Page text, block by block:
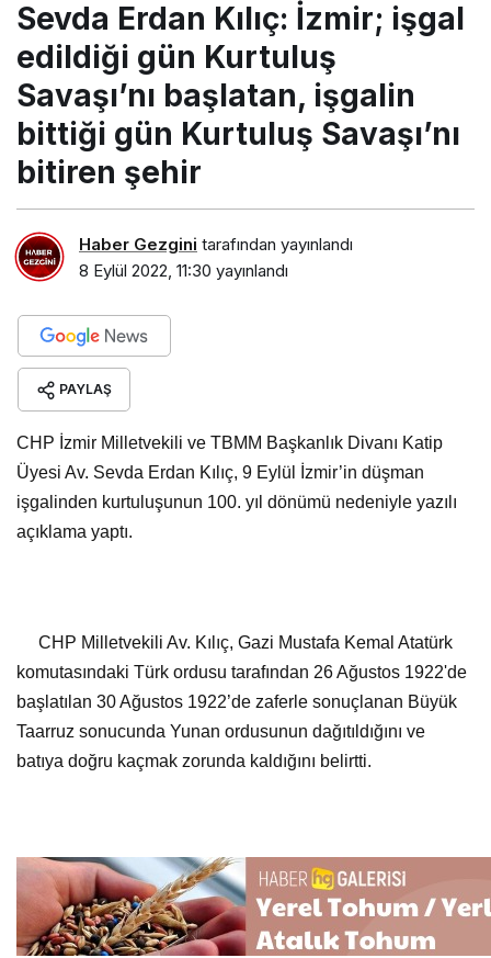
Savaşı’nı başlatan, işgalin
bittiği gün Kurtuluş Savaşı’nı
bitiren şehir
Haber Gezginitarafından yayınlandı
PAYLAŞ
CHP İzmir Milletvekili ve TBMM Başkanlık Divanı Katip
Üyesi Av. Sevda Erdan Kılıç, 9 Eylül İzmir’in düşman
işgalinden kurtuluşunun 100. yıl dönümü nedeniyle yazılı
açıklama yaptı.
başlatılan 30 Ağustos 1922’de zaferle sonuçlanan Büyük
Taarruz sonucunda Yunan ordusunun dağıtıldığını ve
batıya doğru kaçmak zorunda kaldığını belirtti.
Başkomutan Mustafa Kemal Paşa’nın 30 Ağustos’ta
“Ordular ilk hedefiniz Akdeniz'dir. İleri!” tarihi emrini